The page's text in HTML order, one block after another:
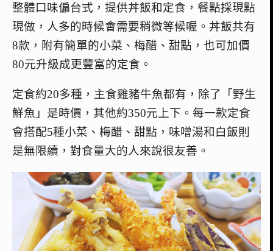
整體口味偏台式，提供丼飯和定食，餐點採現點
現做，人多的時候會需要稍微等候喔。丼飯共有
8款，附有簡單的小菜、梅醋、甜點，也可加價
80元升級成更豐富的定食。
定食約20多種，主食雞豬牛魚都有，除了「野生
鮮魚」是時價，其他約350元上下 。 每一款定食
會搭配5種小菜、梅醋、甜點，味噌湯和白飯則
是無限續，對食量大的人來說很友善。